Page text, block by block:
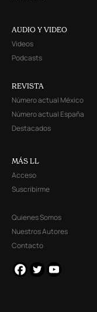
AUDIO Y VIDEO
Videos
Podcasts
REVISTA
Número actual México
Número actual España
Destacados
MÁS LL
Acceso
Suscribirme
Quienes Somos
Nuestros Autores
Contacto